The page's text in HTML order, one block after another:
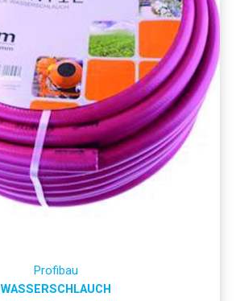
Profibau
WASSERSCHLAUCH